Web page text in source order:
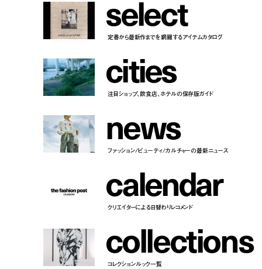
select
定番から最新作までを網羅するアイテムカタログ
cities
注目ショップ、飲食店、ホテルの保存版ガイド
news
ファッション/ビューティ/カルチャーの最新ニュース
calendar
クリエイターによる日替わりレコメンド
collections
コレクションルック一覧